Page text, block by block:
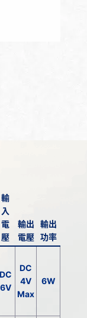
輸
入
電
壓
輸出
電壓
輸出
功率
DC
6V
DC
4V
Max
6W